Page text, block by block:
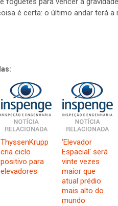
é certa: o último andar terá a
ThyssenKrupp
cria ciclo
positivo para
elevadores
'Elevador
Espacial' será
vinte vezes
maior que
atual prédio
mais alto do
mundo